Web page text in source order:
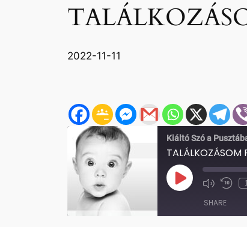
2022-11-11
Kiáltó Szó a
TALÁLKOZÁSOM
Play
Episode Mute/
SHARE